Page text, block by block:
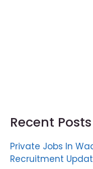
Recent Posts
Private Jobs In
Recruitment